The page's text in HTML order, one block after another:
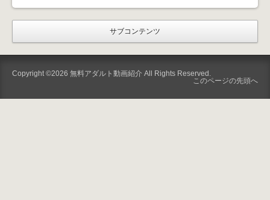
サブコンテンツ
Copyright ©2026 無料アダルト動画紹介 All Rights Reserved.
このページの先頭へ